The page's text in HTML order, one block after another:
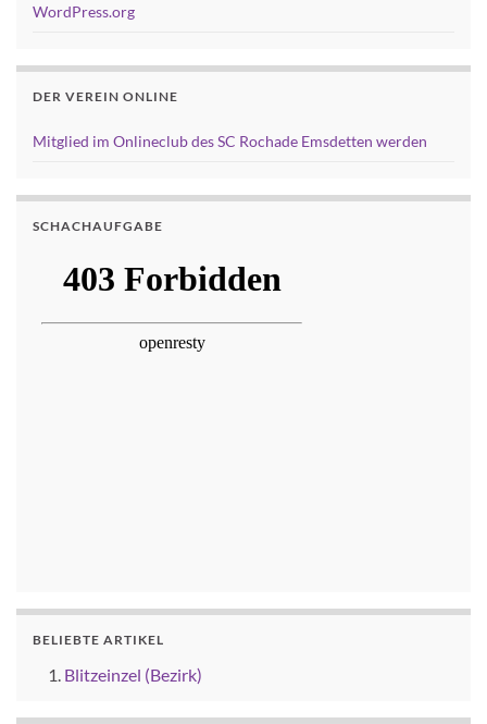
WordPress.org
DER VEREIN ONLINE
Mitglied im Onlineclub des SC Rochade Emsdetten werden
SCHACHAUFGABE
BELIEBTE ARTIKEL
Blitzeinzel (Bezirk)